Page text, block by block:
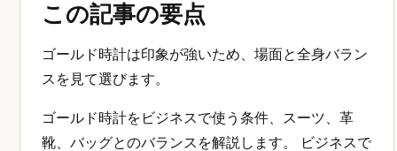
この記事の要点
ゴールド時計は印象が強いため、場面と全身バラン
スを見て選びます。
ゴールド時計をビジネスで使う条件、スーツ、革
靴、バッグとのバランスを解説します。 ビジネスで